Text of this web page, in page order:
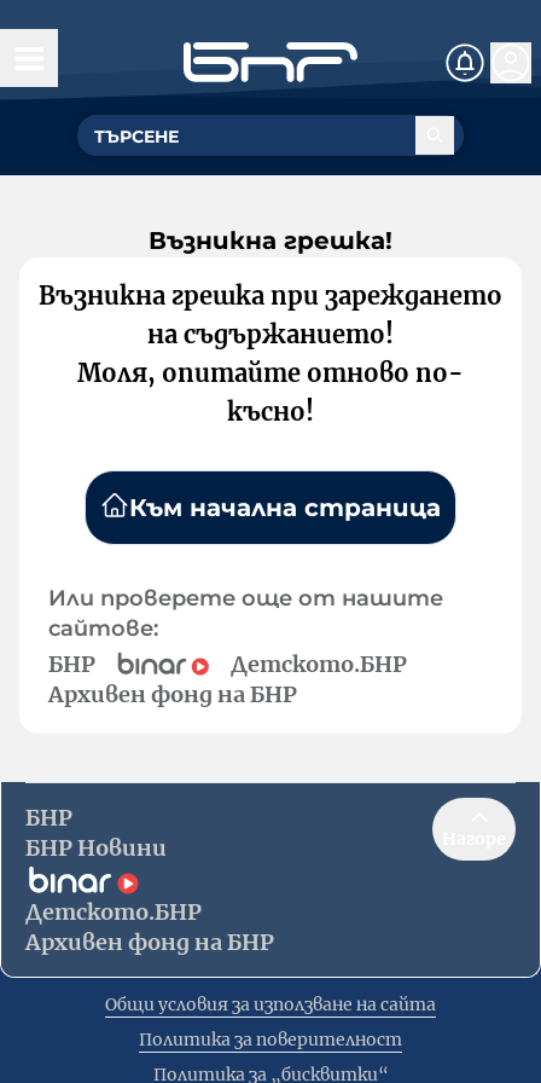
Възникна грешка!
Възникна грешка при зареждането
на съдържанието!
Моля, опитайте отново по-
късно!
Към начална страница
Или проверете още от нашите
сайтове:
БНР
Детското.БНР
Архивен фонд на БНР
БНР
БНР Новини
Детското.БНР
Архивен фонд на БНР
Общи условия за използване на сайта
Политика за поверителност
Политика за „бисквитки“